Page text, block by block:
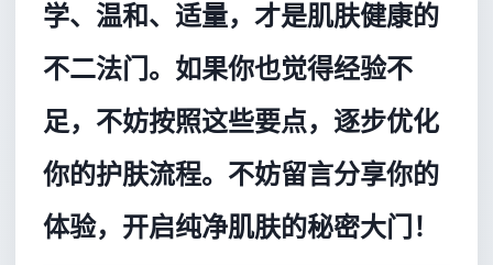
学、温和、适量，才是肌肤健康的
不二法门。如果你也觉得经验不
足，不妨按照这些要点，逐步优化
你的护肤流程。不妨留言分享你的
体验，开启纯净肌肤的秘密大门！